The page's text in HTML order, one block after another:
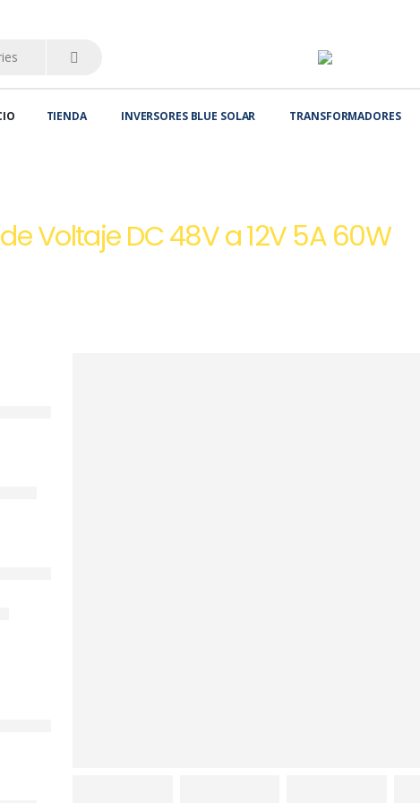
TIENDA INVERSORES BLUE SOLAR TRANSFORMADORES
Voltaje DC 48V a 12V 5A 60W